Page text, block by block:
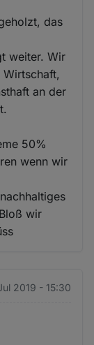
das
weiter. Wir
an der
50%
wenn wir
wir
2019 - 15:30